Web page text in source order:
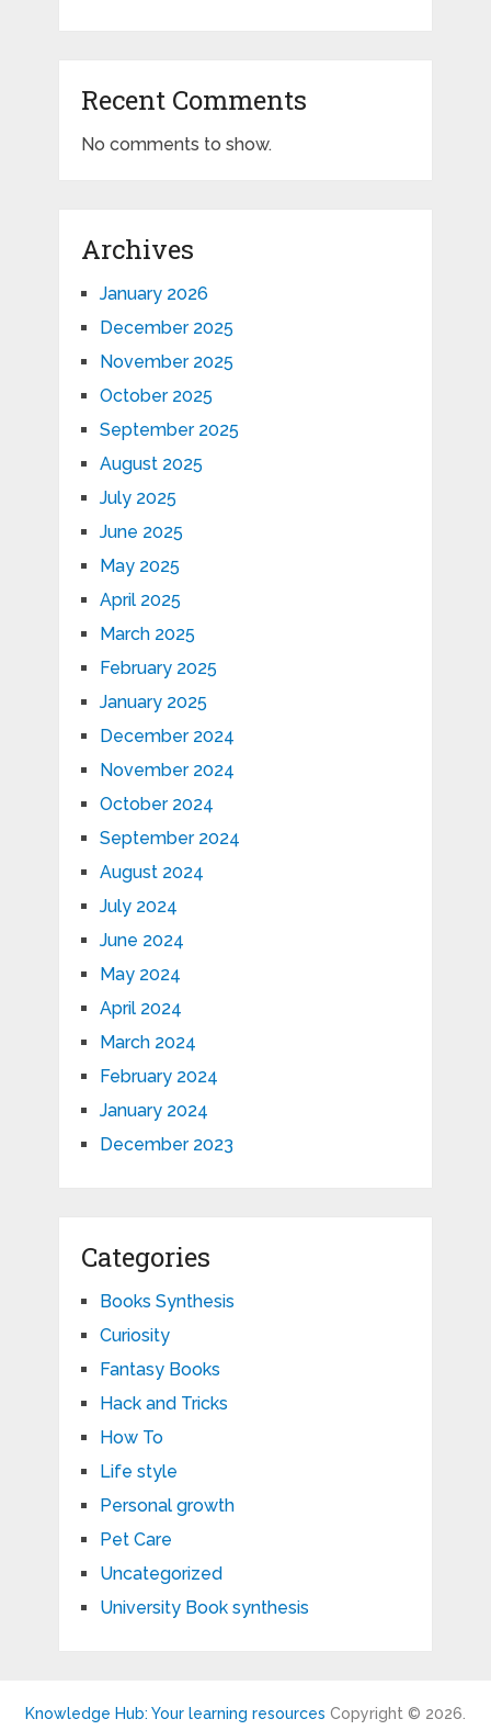
Recent Comments
No comments to show.
Archives
January 2026
December 2025
November 2025
October 2025
September 2025
August 2025
July 2025
June 2025
May 2025
April 2025
March 2025
February 2025
January 2025
December 2024
November 2024
October 2024
September 2024
August 2024
July 2024
June 2024
May 2024
April 2024
March 2024
February 2024
January 2024
December 2023
Categories
Books Synthesis
Curiosity
Fantasy Books
Hack and Tricks
How To
Life style
Personal growth
Pet Care
Uncategorized
University Book synthesis
Knowledge Hub: Your learning resources Copyright © 2026.